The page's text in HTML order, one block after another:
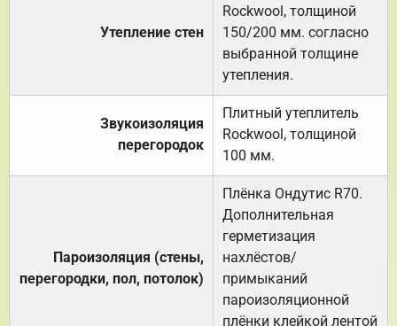
Утепление стен
Rockwool, толщиной
150/200 мм. согласно
выбранной толщине
утепления.
Звукоизоляция
перегородок
Плитный утеплитель
Rockwool, толщиной
100 мм.
Пароизоляция (стены,
перегородки, пол, потолок)
Плёнка Ондутис R70.
Дополнительная
герметизация
нахлёстов/
примыканий
пароизоляционной
плёнки клейкой лентой